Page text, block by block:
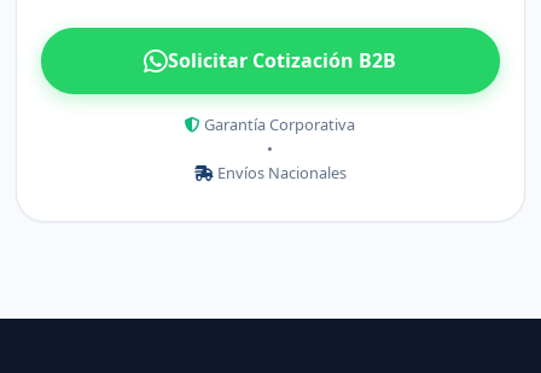
Solicitar Cotización B2B
Garantía Corporativa
•
Envíos Nacionales